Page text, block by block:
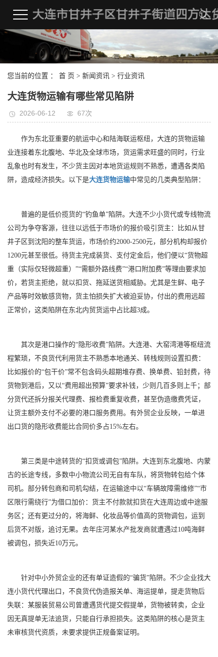
您当前的位置 ： 首 页 > 新闻资讯 > 行业资讯
大连货物运输有哪些常见陷阱
2026-06-12 67次
作为东北亚重要的航运中心和陆海联运枢纽，大连的货物运输
业连接着东北腹地、华北及全球市场，货运需求旺盛的同时，行业
乱象也时有发生，不少货主因对本地货运规则不熟悉，遭遇各类陷
阱，造成经济损失。以下是大连货物运输中常见的几类典型陷阱：
普遍的是低价揽货的“钓鱼单”陷阱。大连不少小货代或专线物流
公司为争夺客源，往往以远低于市场价的报价吸引货主：比如从甘
井子区到沈阳的整车货运，市场价约2000-2500元，部分机构却报价
1200元甚至很低。待货主完成装货、支付定金后，他们便以“货物超
重（实际仅轻微超重）”“需额外路线费”“港口附加费”等理由要求加
价，若货主拒绝，就以扣货、拖延送货相威胁。尤其是生鲜、电子
产品等时效敏感货物，货主怕损失扩大被迫妥协，付出的费用远超
正常价，这类陷阱在东北内贸货运中占比超3成。
其次是港口操作的“隐形收费”陷阱。大连港、大窑湾港等枢纽流
程繁琐，不良货代利用货主不熟悉本地通关、转栈规则设置扣费：
比如报价的“包干价”常不包含码头超期堆存费、换单费、铅封费，待
货物到港后，又以“费用超出预算”要求补钱，少则几百多则上千；部
分货代还拆分报关代理费、报检费重复收费，甚至伪造缴费凭证，
让货主额外支付不必要的港口服务费用。有外贸企业反映，一单进
出口货的隐形收费能比合同价多占15%左右。
第三类是中途转货的“扣货或调包”陷阱。大连到东北腹地、内蒙
古的长途专线，多数中小物流公司无自有车队，将货物转包给个体
司机。部分转包商和司机勾结，在运输途中以“车辆故障需维修”“市
区限行需绕行”为借口加价：货主不付款就扣货在大连周边或中途服
务区；还有更过分的，将海鲜、化妆品等价值高的货物调包，运到
后货不对版，追讨无果。去年庄河某水产批发商就遭遇过10吨海鲜
被调包，损失近10万元。
针对中小外贸企业的还有单证造假的“骗货”陷阱。不少企业找大
连小货代代理出口，不良货代伪造报关单、海运提单，提走货物后
失联：某服装贸易公司曾遭遇货代提交假提单，货物被转卖，企业
因无真提单无法追货，只能自行承担损失。这类陷阱的核心是货主
未审核货代资质，未要求提供正规备案证明。